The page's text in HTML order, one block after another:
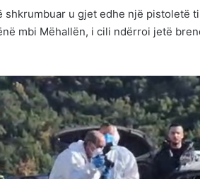
shkrumbuar u gjet edhe një pistoletë
mbi Mëhallën, i cili ndërroi jetë